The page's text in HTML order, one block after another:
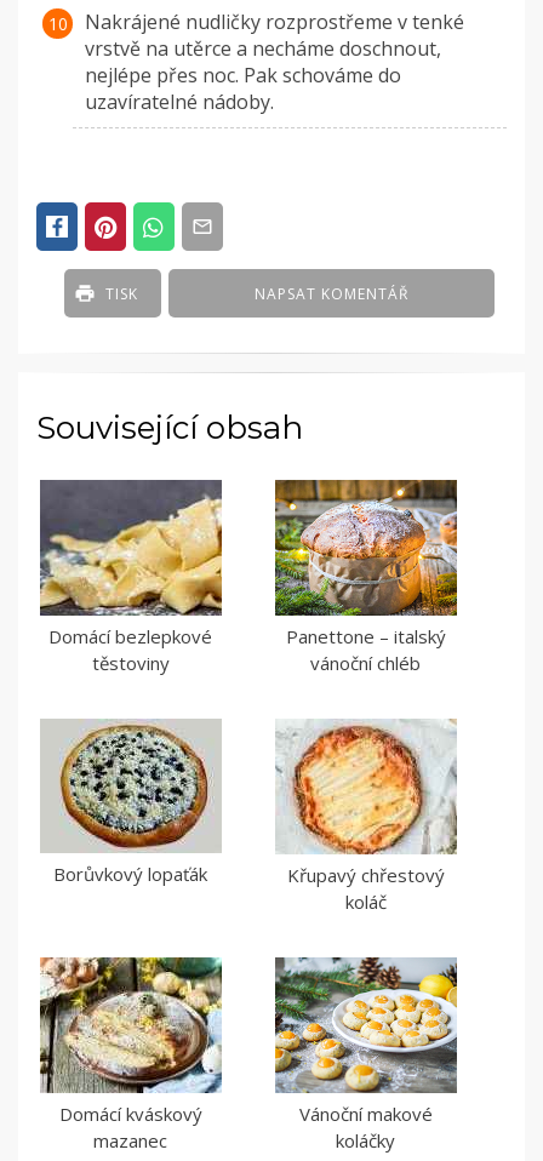
Nakrájené nudličky rozprostřeme v tenké
vrstvě na utěrce a necháme doschnout,
nejlépe přes noc. Pak schováme do
uzavíratelné nádoby.
NAPSAT KOMENTÁŘ
TISK
Související obsah
Domácí bezlepkové
těstoviny
Panettone – italský
vánoční chléb
Borůvkový lopaťák
Křupavý chřestový
koláč
Domácí kváskový
mazanec
Vánoční makové
koláčky